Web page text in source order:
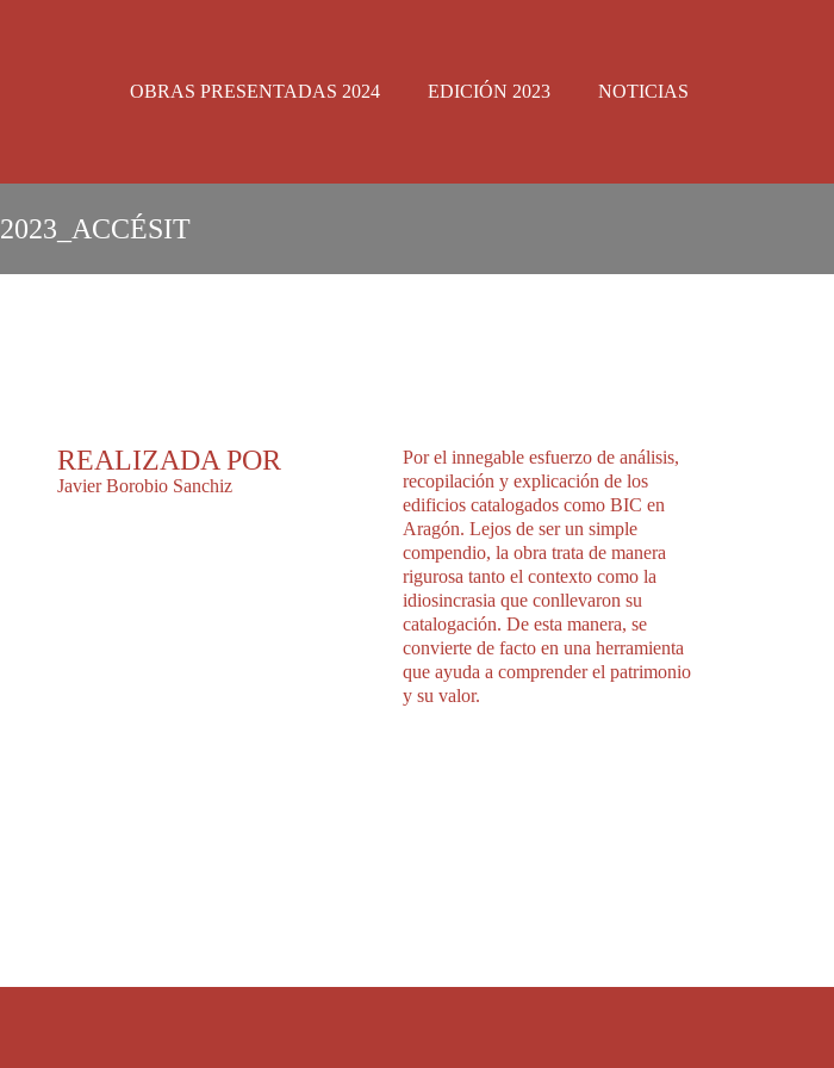
OBRAS PRESENTADAS 2024 EDICIÓN 2023 NOTICIAS
2023 ACCÉSIT
REALIZADA POR
Javier Borobio Sanchiz
Por el innegable esfuerzo de análisis,
recopilación y explicación de los
edificios catalogados como BIC en
Aragón. Lejos de ser un simple
compendio, la obra trata de manera
rigurosa tanto el contexto como la
idiosincrasia que conllevaron su
catalogación. De esta manera, se
convierte de facto en una herramienta
que ayuda a comprender el patrimonio
y su valor.